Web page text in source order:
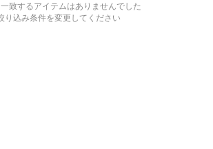
致するアイテムはありませんでした
り込み条件を変更してください